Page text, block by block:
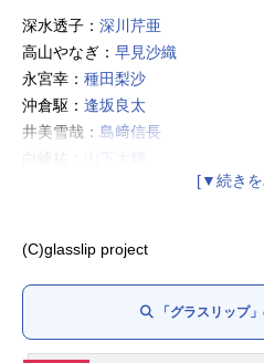
深水透子： 深川芹亜
高山やなぎ： 早見沙織
永宮幸： 種田梨沙
沖倉駆： 逢坂良太
井美雪哉： 島﨑信長
白崎祐：
(C)glasslip project
「グラスリップ